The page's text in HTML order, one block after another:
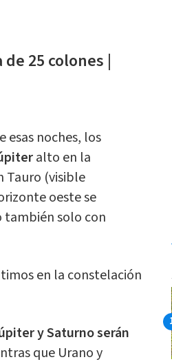
25 colones |
esas noches, los
alto en la
Tauro (visible
oeste se
solo con
en la constelación
y Saturno serán
que Urano y